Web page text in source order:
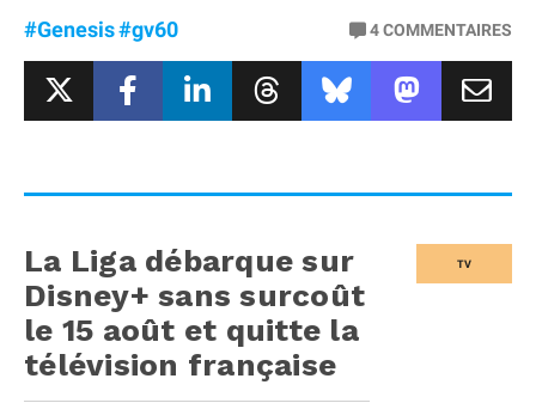
#Genesis#gv60 4COMMENTAIRES
TV
La Liga débarque sur
Disney+ sans surcoût
le 15 août et quitte la
télévision française